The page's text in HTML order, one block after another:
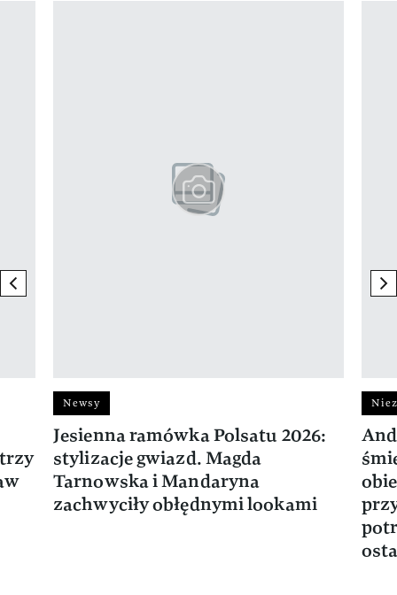
previous element
Newsy
Jesienna ramówka Polsatu 2026:
stylizacje gwiazd. Magda
Tarnowska i Mandaryna
zachwyciły obłędnymi lookami